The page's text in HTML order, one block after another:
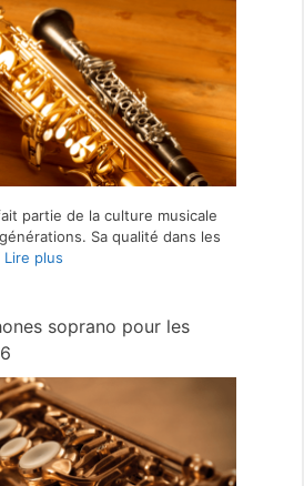
partie de la culture musicale
Sa qualité dans les
Lire plus
soprano pour les